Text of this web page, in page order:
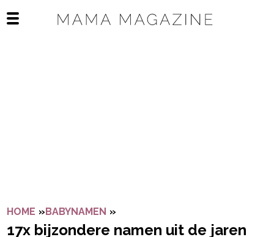
Open het mobiele menu
HOME »BABYNAMEN »
17x bijzondere namen uit de jaren